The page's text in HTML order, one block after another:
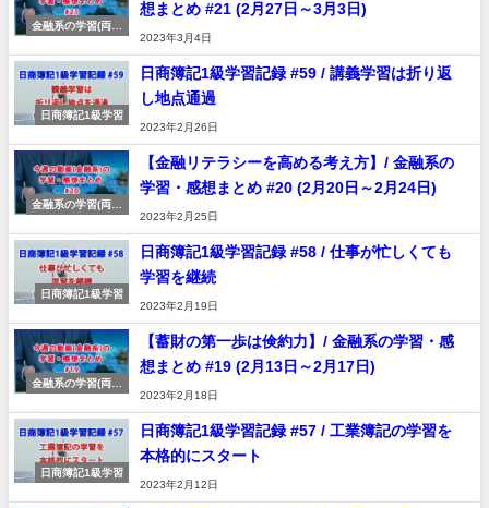
金融系の学習(両学
想まとめ #21 (2月27日～3月3日)
2023年3月4日
日商簿記1級学習
日商簿記1級学習記録 #59 / 講義学習は折り返
し地点通過
2023年2月26日
金融系の学習(両学
【金融リテラシーを高める考え方】/ 金融系の
学習・感想まとめ #20 (2月20日～2月24日)
2023年2月25日
日商簿記1級学習
日商簿記1級学習記録 #58 / 仕事が忙しくても
学習を継続
2023年2月19日
金融系の学習(両学
【蓄財の第一歩は倹約力】/ 金融系の学習・感
想まとめ #19 (2月13日～2月17日)
2023年2月18日
日商簿記1級学習
日商簿記1級学習記録 #57 / 工業簿記の学習を
本格的にスタート
2023年2月12日